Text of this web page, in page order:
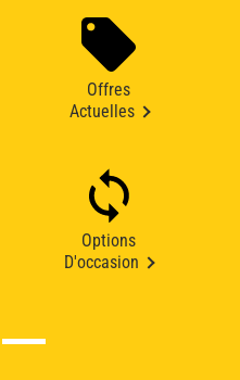
Offres
Actuelles
Options
D'occasion